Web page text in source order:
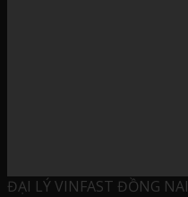
ĐẠI LÝ VINFAST ĐỒNG NAI